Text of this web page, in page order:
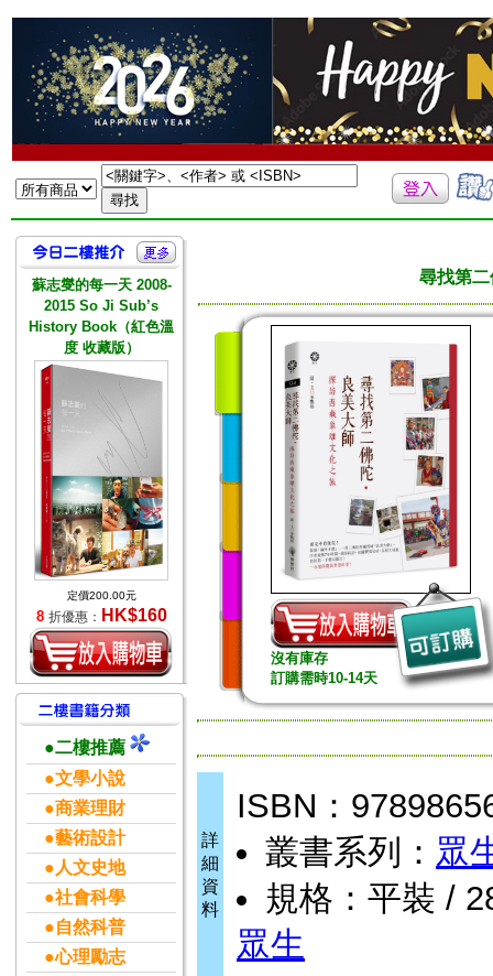
蘇志燮的每一天 2008-
2015 So Ji Sub’s
History Book（紅色溫
度 收藏版）
定價200.00元
8 折優惠： HK$160
●二樓推薦
●文學小說
●商業理財
●藝術設計
●人文史地
●社會科學
●自然科普
●心理勵志
尋找第
沒有庫存
訂購需時10-14天
詳
細
資
料
ISBN：
叢書系列： 眾
規格：平裝 /
眾生